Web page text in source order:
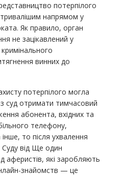
потерпілого
напрямом у
Як правило, орган
не зацікавлений у
винних до
потерпілого могла
суд отримати тимчасовий
абонента, вхідних та
телефону,
то після ухвалення
від Ще один
аферистів, які заробляють
знайомств — це